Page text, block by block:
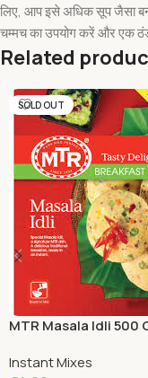
लिए, आप इसे अधिक सूप जैसा
चम्मच का उपयोग करें और एक
Related
SOLD OUT
MTR Masala Idli 500
Instant Mixes